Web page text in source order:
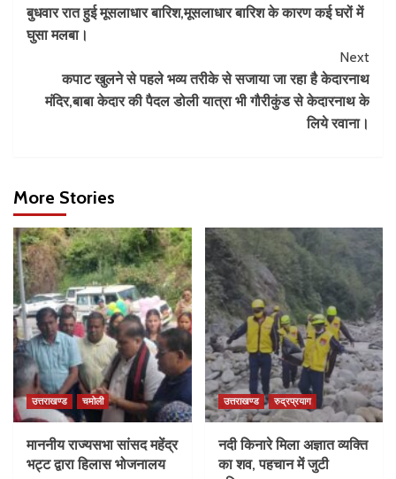
बुधवार रात हुई मूसलाधार बारिश,मूसलाधार बारिश के कारण कई घरों में
घुसा मलबा।
Next
कपाट खुलने से पहले भव्य तरीके से सजाया जा रहा है केदारनाथ
मंदिर,बाबा केदार की पैदल डोली यात्रा भी गौरीकुंड से केदारनाथ के
लिये रवाना।
More Stories
उत्तराखण्ड चमोली
माननीय राज्यसभा सांसद महेंद्र
भट्ट द्वारा हिलास भोजनालय
उत्तराखण्ड रुद्रप्रयाग
नदी किनारे मिला अज्ञात व्यक्ति
का शव, पहचान में जुटी